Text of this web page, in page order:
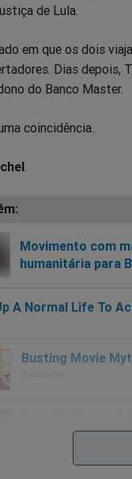
TwitterMessenger
de Lula.
em que os dois
Dias depois,
do Banco Master.
coincidência.
.
Movimento com
humanitária para